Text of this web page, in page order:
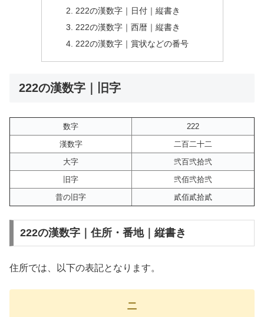
222の漢数字｜日付｜縦書き
222の漢数字｜西暦｜縦書き
222の漢数字｜賞状などの番号
222の漢数字｜旧字
数字
222
漢数字
二百二十二
大字
弐百弐拾弐
旧字
弐佰弐拾弐
昔の旧字
貳佰貳拾貳
222の漢数字｜住所・番地｜縦書き
住所では、以下の表記となります。
二